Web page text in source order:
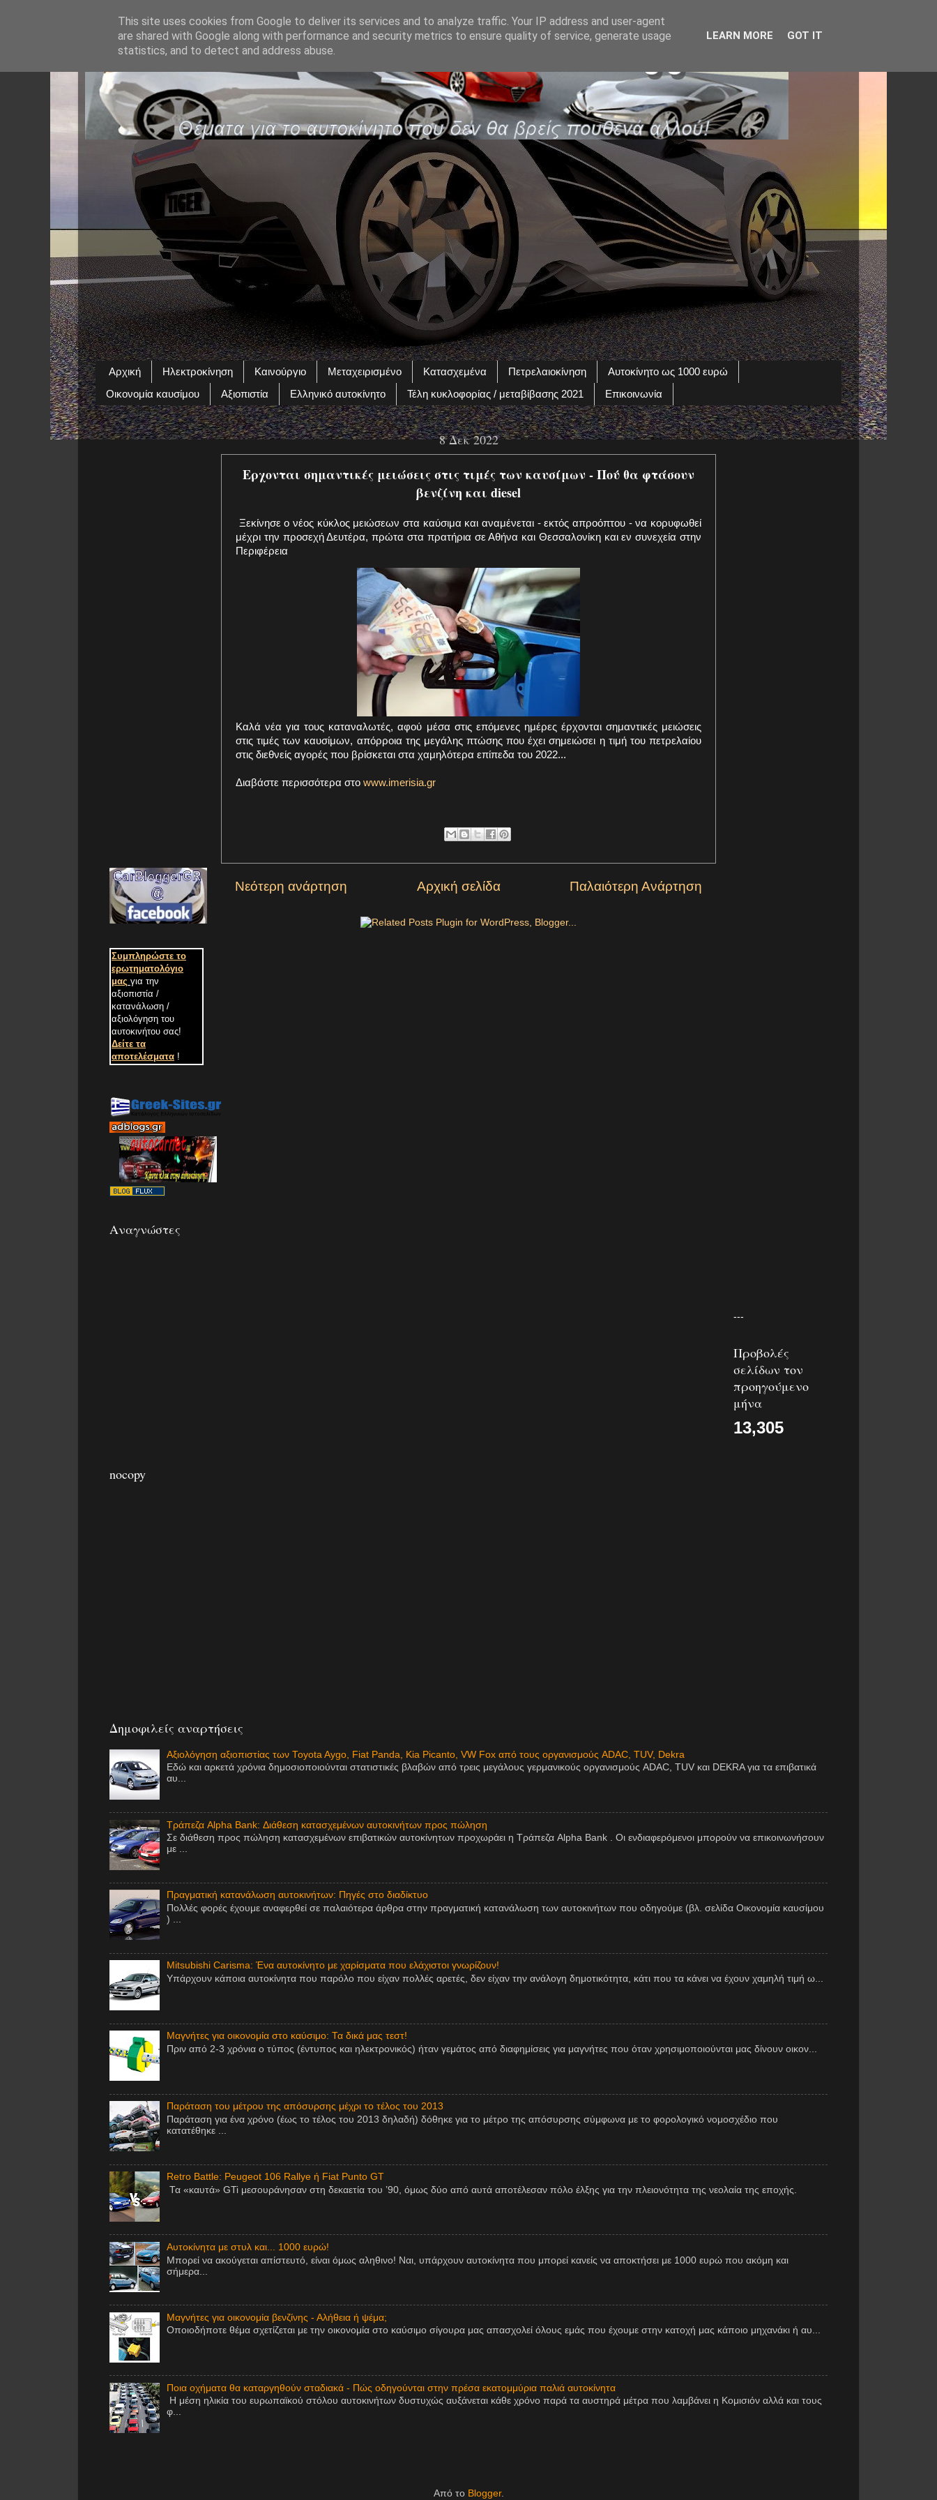
Αρχική Ηλεκτροκίνηση Καινούργιο Μεταχειρισμένο Κατασχεμένα Πετρελαιοκίνηση
Αυτοκίνητο ως 1000 ευρώ
Οικονομία καυσίμου
Αξιοπιστία Ελληνικό αυτοκίνητο Τέλη κυκλοφορίας / μεταβίβασης 2021 Επικοινωνία
8 Δεκ 2022
Ερχονται σημαντικές μειώσεις στις τιμές των καυσίμων - Πού θα φτάσουν
βενζίνη και diesel
Ξεκίνησε ο νέος κύκλος μειώσεων στα καύσιμα και αναμένεται - εκτός απροόπτου - να κορυφωθεί
μέχρι την προσεχή Δευτέρα, πρώτα στα πρατήρια σε Αθήνα και Θεσσαλονίκη και εν συνεχεία στην
Περιφέρεια
Καλά νέα για τους καταναλωτές, αφού μέσα στις επόμενες ημέρες έρχονται σημαντικές μειώσεις
στις τιμές των καυσίμων, απόρροια της μεγάλης πτώσης που έχει σημειώσει η τιμή του πετρελαίου
στις διεθνείς αγορές που βρίσκεται στα χαμηλότερα επίπεδα του 2022...
Διαβάστε περισσότερα στο www.imerisia.gr
Νεότερη ανάρτηση Παλαιότερη Ανάρτηση
Αρχική σελίδα
Συμπληρώστε το
ερωτηματολόγιο
μας για την
αξιοπιστία /
κατανάλωση /
αξιολόγηση του
αυτοκινήτου σας!
Δείτε τα
αποτελέσματα !
Αναγνώστες
---
Προβολές
σελίδων τον
προηγούμενο
μήνα
13,305
nocopy
Δημοφιλείς αναρτήσεις
Αξιολόγηση αξιοπιστίας των Toyota Aygo, Fiat Panda, Kia Picanto, VW Fox από τους οργανισμούς ADAC, TUV, Dekra
Εδώ και αρκετά χρόνια δημοσιοποιούνται στατιστικές βλαβών από τρεις μεγάλους γερμανικούς οργανισμούς ADAC, TUV και DEKRA για τα επιβατικά
αυ...
Τράπεζα Alpha Bank: Διάθεση κατασχεμένων αυτοκινήτων προς πώληση
Σε διάθεση προς πώληση κατασχεμένων επιβατικών αυτοκίνητων προχωράει η Τράπεζα Alpha Bank . Οι ενδιαφερόμενοι μπορούν να επικοινωνήσουν
με ...
Πραγματική κατανάλωση αυτοκινήτων: Πηγές στο διαδίκτυο
Πολλές φορές έχουμε αναφερθεί σε παλαιότερα άρθρα στην πραγματική κατανάλωση των αυτοκινήτων που οδηγούμε (βλ. σελίδα Οικονομία καυσίμου
) ...
Mitsubishi Carisma: Ένα αυτοκίνητο με χαρίσματα που ελάχιστοι γνωρίζουν!
Υπάρχουν κάποια αυτοκίνητα που παρόλο που είχαν πολλές αρετές, δεν είχαν την ανάλογη δημοτικότητα, κάτι που τα κάνει να έχουν χαμηλή τιμή ω...
Μαγνήτες για οικονομία στο καύσιμο: Τα δικά μας τεστ!
Πριν από 2-3 χρόνια ο τύπος (έντυπος και ηλεκτρονικός) ήταν γεμάτος από διαφημίσεις για μαγνήτες που όταν χρησιμοποιούνται μας δίνουν οικον...
Παράταση του μέτρου της απόσυρσης μέχρι το τέλος του 2013
Παράταση για ένα χρόνο (έως το τέλος του 2013 δηλαδή) δόθηκε για το μέτρο της απόσυρσης σύμφωνα με το φορολογικό νομοσχέδιο που
κατατέθηκε ...
Retro Battle: Peugeot 106 Rallye ή Fiat Punto GT
Τα «καυτά» GTi μεσουράνησαν στη δεκαετία του ’90, όμως δύο από αυτά αποτέλεσαν πόλο έλξης για την πλειονότητα της νεολαία της εποχής.
Αυτοκίνητα με στυλ και... 1000 ευρώ!
Μπορεί να ακούγεται απίστευτό, είναι όμως αληθινο! Ναι, υπάρχουν αυτοκίνητα που μπορεί κανείς να αποκτήσει με 1000 ευρώ που ακόμη και
σήμερα...
Μαγνήτες για οικονομία βενζίνης - Αλήθεια ή ψέμα;
Οποιοδήποτε θέμα σχετίζεται με την οικονομία στο καύσιμο σίγουρα μας απασχολεί όλους εμάς που έχουμε στην κατοχή μας κάποιο μηχανάκι ή αυ...
Ποια οχήματα θα καταργηθούν σταδιακά - Πώς οδηγούνται στην πρέσα εκατομμύρια παλιά αυτοκίνητα
Η μέση ηλικία του ευρωπαϊκού στόλου αυτοκινήτων δυστυχώς αυξάνεται κάθε χρόνο παρά τα αυστηρά μέτρα που λαμβάνει η Κομισιόν αλλά και τους
φ...
Από το Blogger.
This site uses cookies from Google to deliver its services and to analyze traffic. Your IP address and user-agent
are shared with Google along with performance and security metrics to ensure quality of service, generate usage
statistics, and to detect and address abuse.
LEARN MORE GOT IT